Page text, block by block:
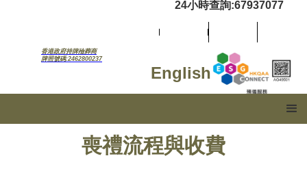
香港政府持牌殮葬商
牌照號碼:2462800237
24小時查詢:67937077
English
喪禮流程與收費